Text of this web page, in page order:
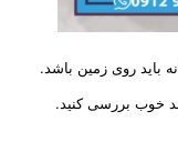
روی زمین باشد.